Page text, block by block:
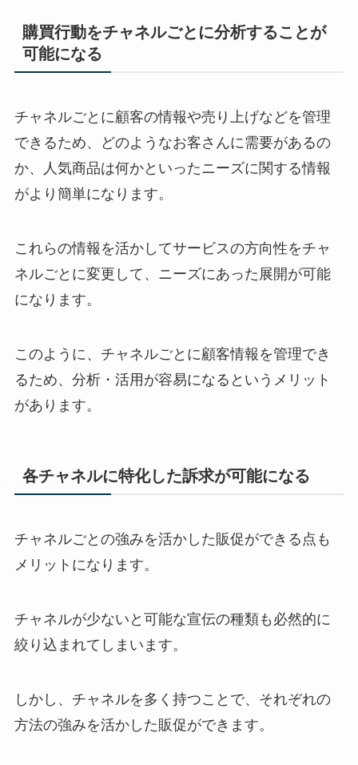
購買行動をチャネルごとに分析することが
可能になる
チャネルごとに顧客の情報や売り上げなどを管理
できるため、どのようなお客さんに需要があるの
か、人気商品は何かといったニーズに関する情報
がより簡単になります。
これらの情報を活かしてサービスの方向性をチャ
ネルごとに変更して、ニーズにあった展開が可能
になります。
このように、チャネルごとに顧客情報を管理でき
るため、分析・活用が容易になるというメリット
があります。
各チャネルに特化した訴求が可能になる
チャネルごとの強みを活かした販促ができる点も
メリットになります。
チャネルが少ないと可能な宣伝の種類も必然的に
絞り込まれてしまいます。
しかし、チャネルを多く持つことで、それぞれの
方法の強みを活かした販促ができます。